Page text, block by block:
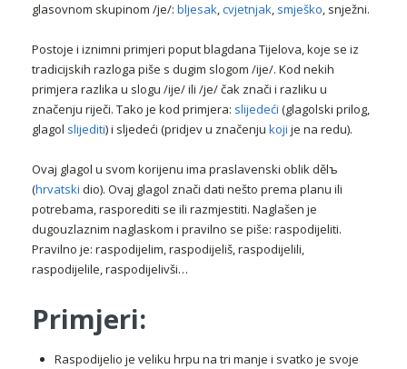
glasovnom skupinom /je/: bljesak,cvjetnjak, smješko, snježni.
Postoje i iznimni primjeri poput blagdana Tijelova, koje se iz
tradicijskih razloga piše s dugim slogom /ije/. Kod nekih
primjera razlika u slogu /ije/ ili /je/ čak znači i razliku u
značenju riječi. Tako je kod primjera: slijedeći (glagolski prilog,
glagol slijediti) i sljedeći (pridjev u značenju koji je na redu).
Ovaj glagol u svom korijenu ima praslavenski oblik dělъ
(hrvatski dio). Ovaj glagol znači dati nešto prema planu ili
potrebama, rasporediti se ili razmjestiti. Naglašen je
dugouzlaznim naglaskom i pravilno se piše: raspodijeliti.
Pravilno je: raspodijelim, raspodijeliš, raspodijelili,
raspodijelile, raspodijelivši…
Primjeri:
Raspodijelio je veliku hrpu na tri manje i svatko je svoje